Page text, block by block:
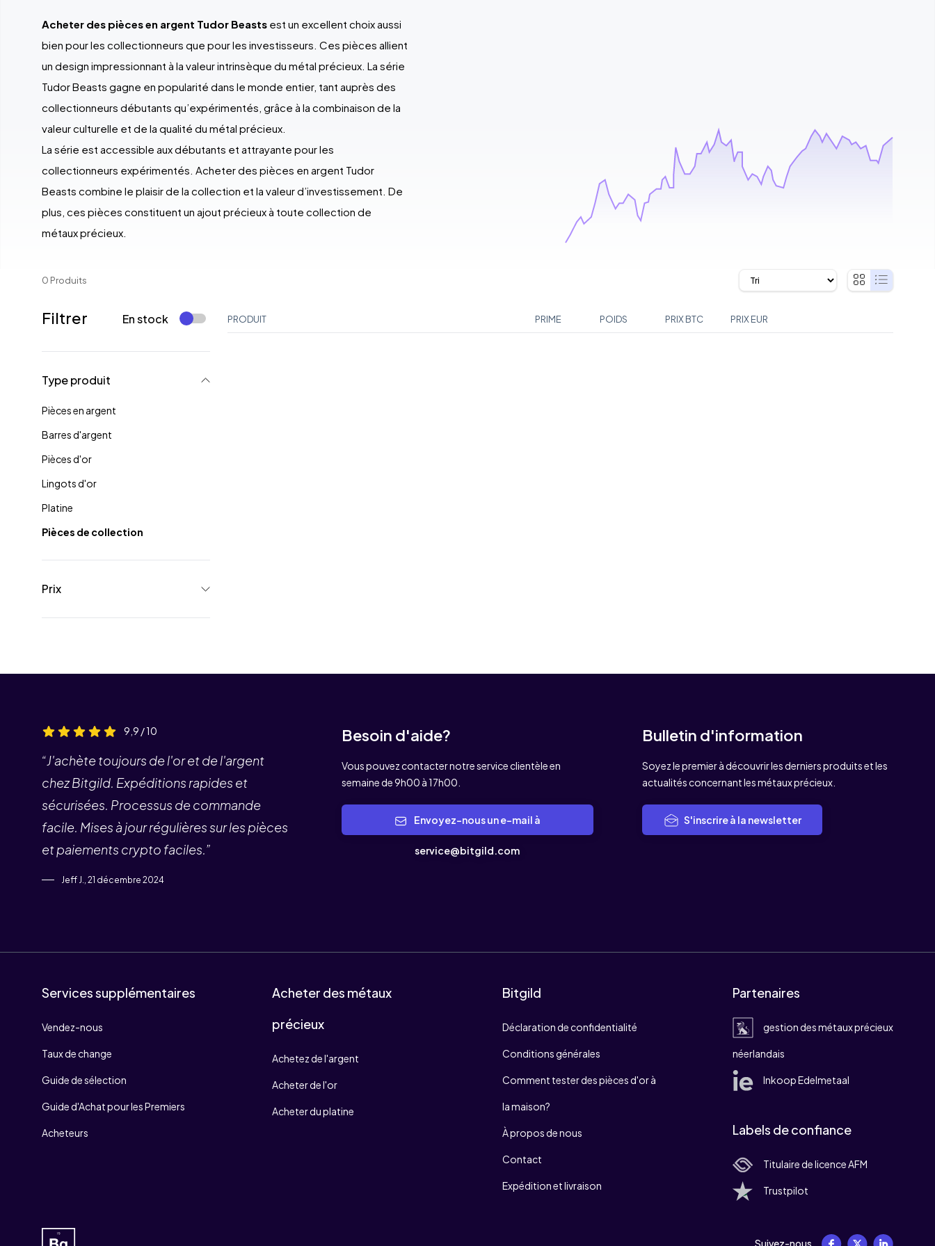
Acheter des pièces en argent Tudor Beasts est un excellent choix aussi
bien pour les collectionneurs que pour les investisseurs. Ces pièces allient
un design impressionnant à la valeur intrinsèque du métal précieux. La série
Tudor Beasts gagne en popularité dans le monde entier, tant auprès des
collectionneurs débutants qu’expérimentés, grâce à la combinaison de la
valeur culturelle et de la qualité du métal précieux.
La série est accessible aux débutants et attrayante pour les
collectionneurs expérimentés. Acheter des pièces en argent Tudor
Beasts combine le plaisir de la collection et la valeur d’investissement. De
plus, ces pièces constituent un ajout précieux à toute collection de
métaux précieux.
0 Produits
Filtrer En stock
Type produit
Pièces en argent
Barres d'argent
Pièces d'or
Lingots d'or
Platine
Pièces de collection
Prix
PRODUIT PRIME POIDS PRIX BTC PRIX EUR
9,9 / 10
“J'achète toujours de l'or et de l'argent
chez Bitgild. Expéditions rapides et
sécurisées. Processus de commande
facile. Mises à jour régulières sur les pièces
et paiements crypto faciles.”
Jeff J., 21 décembre 2024
Besoin d'aide?
Vous pouvez contacter notre service clientèle en
semaine de 9h00 à 17h00.
service@bitgild.com
Bulletin d'information
Soyez le premier à découvrir les derniers produits et les
actualités concernant les métaux précieux.
S'inscrire à la newsletter
Services supplémentaires
Vendez-nous
Taux de change
Guide de sélection
Guide d'Achat pour les Premiers
Acheteurs
Acheter des métaux
précieux
Achetez de l'argent
Acheter de l'or
Acheter du platine
Bitgild
Déclaration de confidentialité
Conditions générales
Comment tester des pièces d'or à
la maison?
À propos de nous
Contact
Expédition et livraison
Partenaires
gestion des métaux précieux
néerlandais
Inkoop Edelmetaal
Labels de confiance
Titulaire de licence AFM
Trustpilot
Suivez-nous